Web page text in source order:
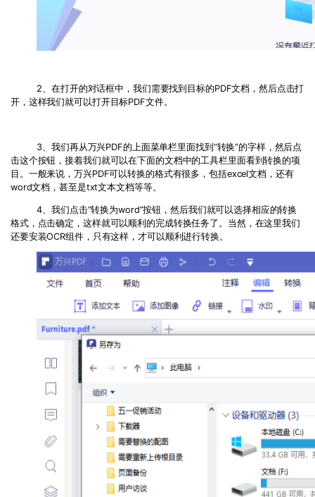
2、在打开的对话框中，我们需要找到目标的PDF文档，然后点击打
开，这样我们就可以打开目标PDF文件。
3、我们再从万兴PDF的上面菜单栏里面找到“转换”的字样，然后点
击这个按钮，接着我们就可以在下面的文档中的工具栏里面看到转换的项
目。一般来说，万兴PDF可以转换的格式有很多，包括excel文档，还有
word文档，甚至是txt文本文档等等。
4、我们点击“转换为word”按钮，然后我们就可以选择相应的转换
格式，点击确定，这样就可以顺利的完成转换任务了。当然，在这里我们
还要安装OCR组件，只有这样，才可以顺利进行转换。